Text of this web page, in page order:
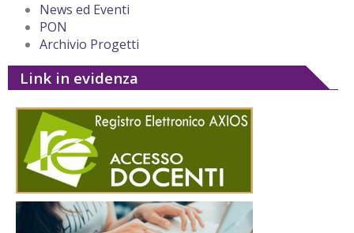
News ed Eventi
PON
Archivio Progetti
Link in evidenza